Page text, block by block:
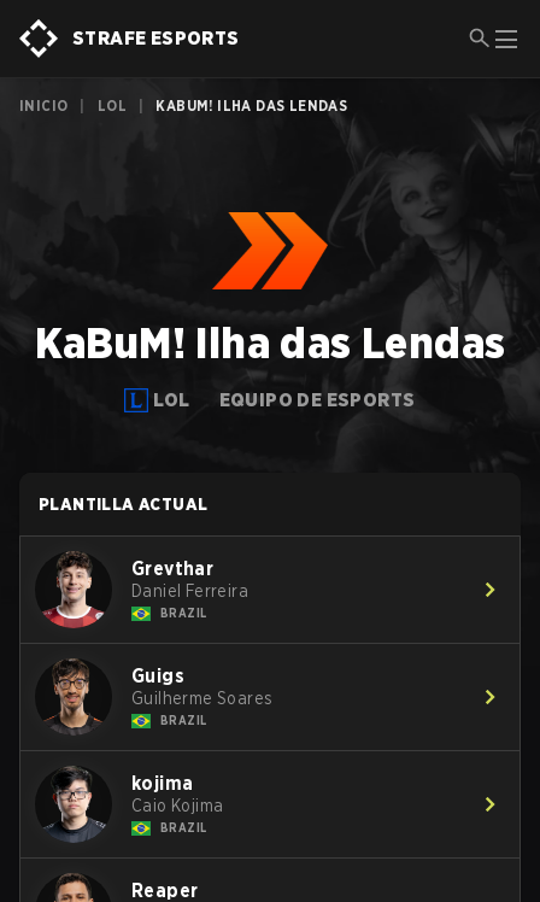
STRAFE ESPORTS
INICIO LOL KABUM! ILHA DAS LENDAS
KaBuM! Ilha das Lendas
LOL EQUIPO DE ESPORTS
PLANTILLA ACTUAL
Grevthar
Daniel Ferreira
BRAZIL
Guigs
Guilherme Soares
BRAZIL
kojima
Caio Kojima
BRAZIL
Reaper